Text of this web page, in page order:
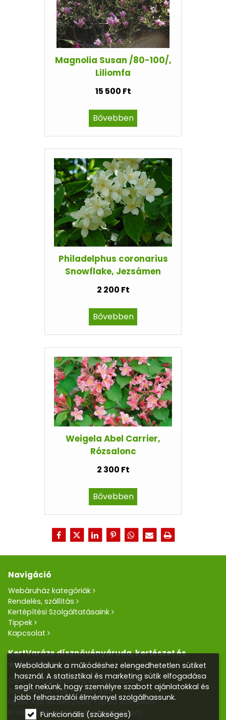
Magnolia Susan /80-100/,
Liliomfa
15 500 Ft
Bővebben
Philadelphus coronarius
Snowflake, Jezsámen
2 200 Ft
Bővebben
Weigela Abel Carrier,
Rózsalonc
2 300 Ft
Bővebben
Navigáció
Webáruház kategóriák
Rendelés, szállítás
Kertépítési Szolgáltatásaink
Tippek
Kapcsolat
KertVarázs dísznövényáruda, kertészet és
webáruház
Cím: 5100 Jászberény Kertész utca 5.
Telefon/Fax: +36 57 400 455
Mobil:+36 30 390 2856,+36 20 405 0405
E-mail:kertvarazs.online@gmail.com
Weboldalunk a működéshez elengedhetetlen sütiket
használ. A statisztikai és marketing sütik elfogadása
segít nekünk, hogy személyre szabott ajánlatokkal és
jobb felhasználói élménnyel szolgálhassunk.
Funkcionális (szükséges)